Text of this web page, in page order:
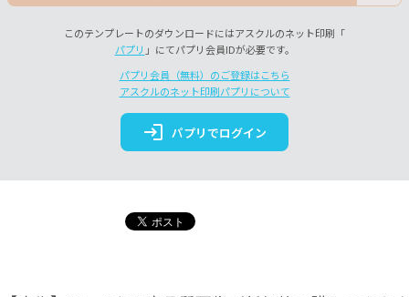
このテンプレートのダウンロードにはアスクルのネット印刷「
パプリ 」にてパプリ会員IDが必要です。
パプリ会員（無料）のご登録はこちら
アスクルのネット印刷パプリについて
login パプリでログイン